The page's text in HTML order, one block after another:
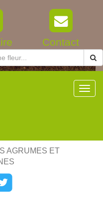
Contact
AGRUMES ET